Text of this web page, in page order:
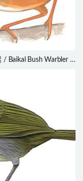
/ Baikal Bush Warbler /